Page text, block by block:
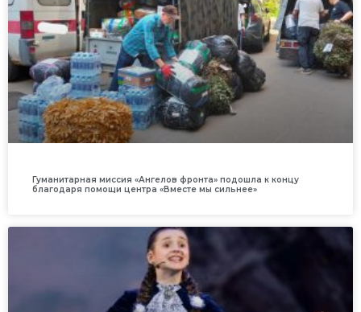
Гуманитарная миссия «Ангелов фронта» подошла к концу
благодаря помощи центра «Вместе мы сильнее»